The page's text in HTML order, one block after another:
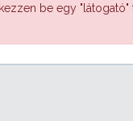
be egy "látogató"